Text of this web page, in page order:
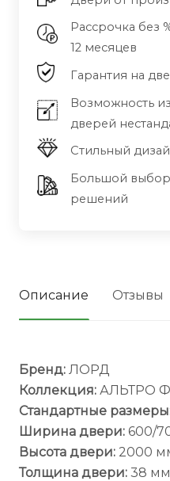
Рассрочка без
12 месяцев
Гарантия на
Возможность
дверей
Стильный
Большой
решений
Описание Отзывы
Бренд: ЛОРД
Коллекция: АЛЬТРО Ф
Стандартные
Ширина двери: 600/
Высота двери: 2000
Толщина двери: 38 мм